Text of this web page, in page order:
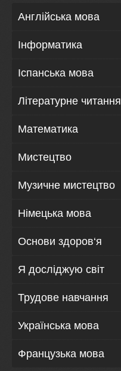
Англійська мова
Інформатика
Іспанська мова
Літературне читання
Математика
Мистецтво
Музичне мистецтво
Німецька мова
Основи здоров‘я
Я досліджую світ
Трудове навчання
Українська мова
Французька мова